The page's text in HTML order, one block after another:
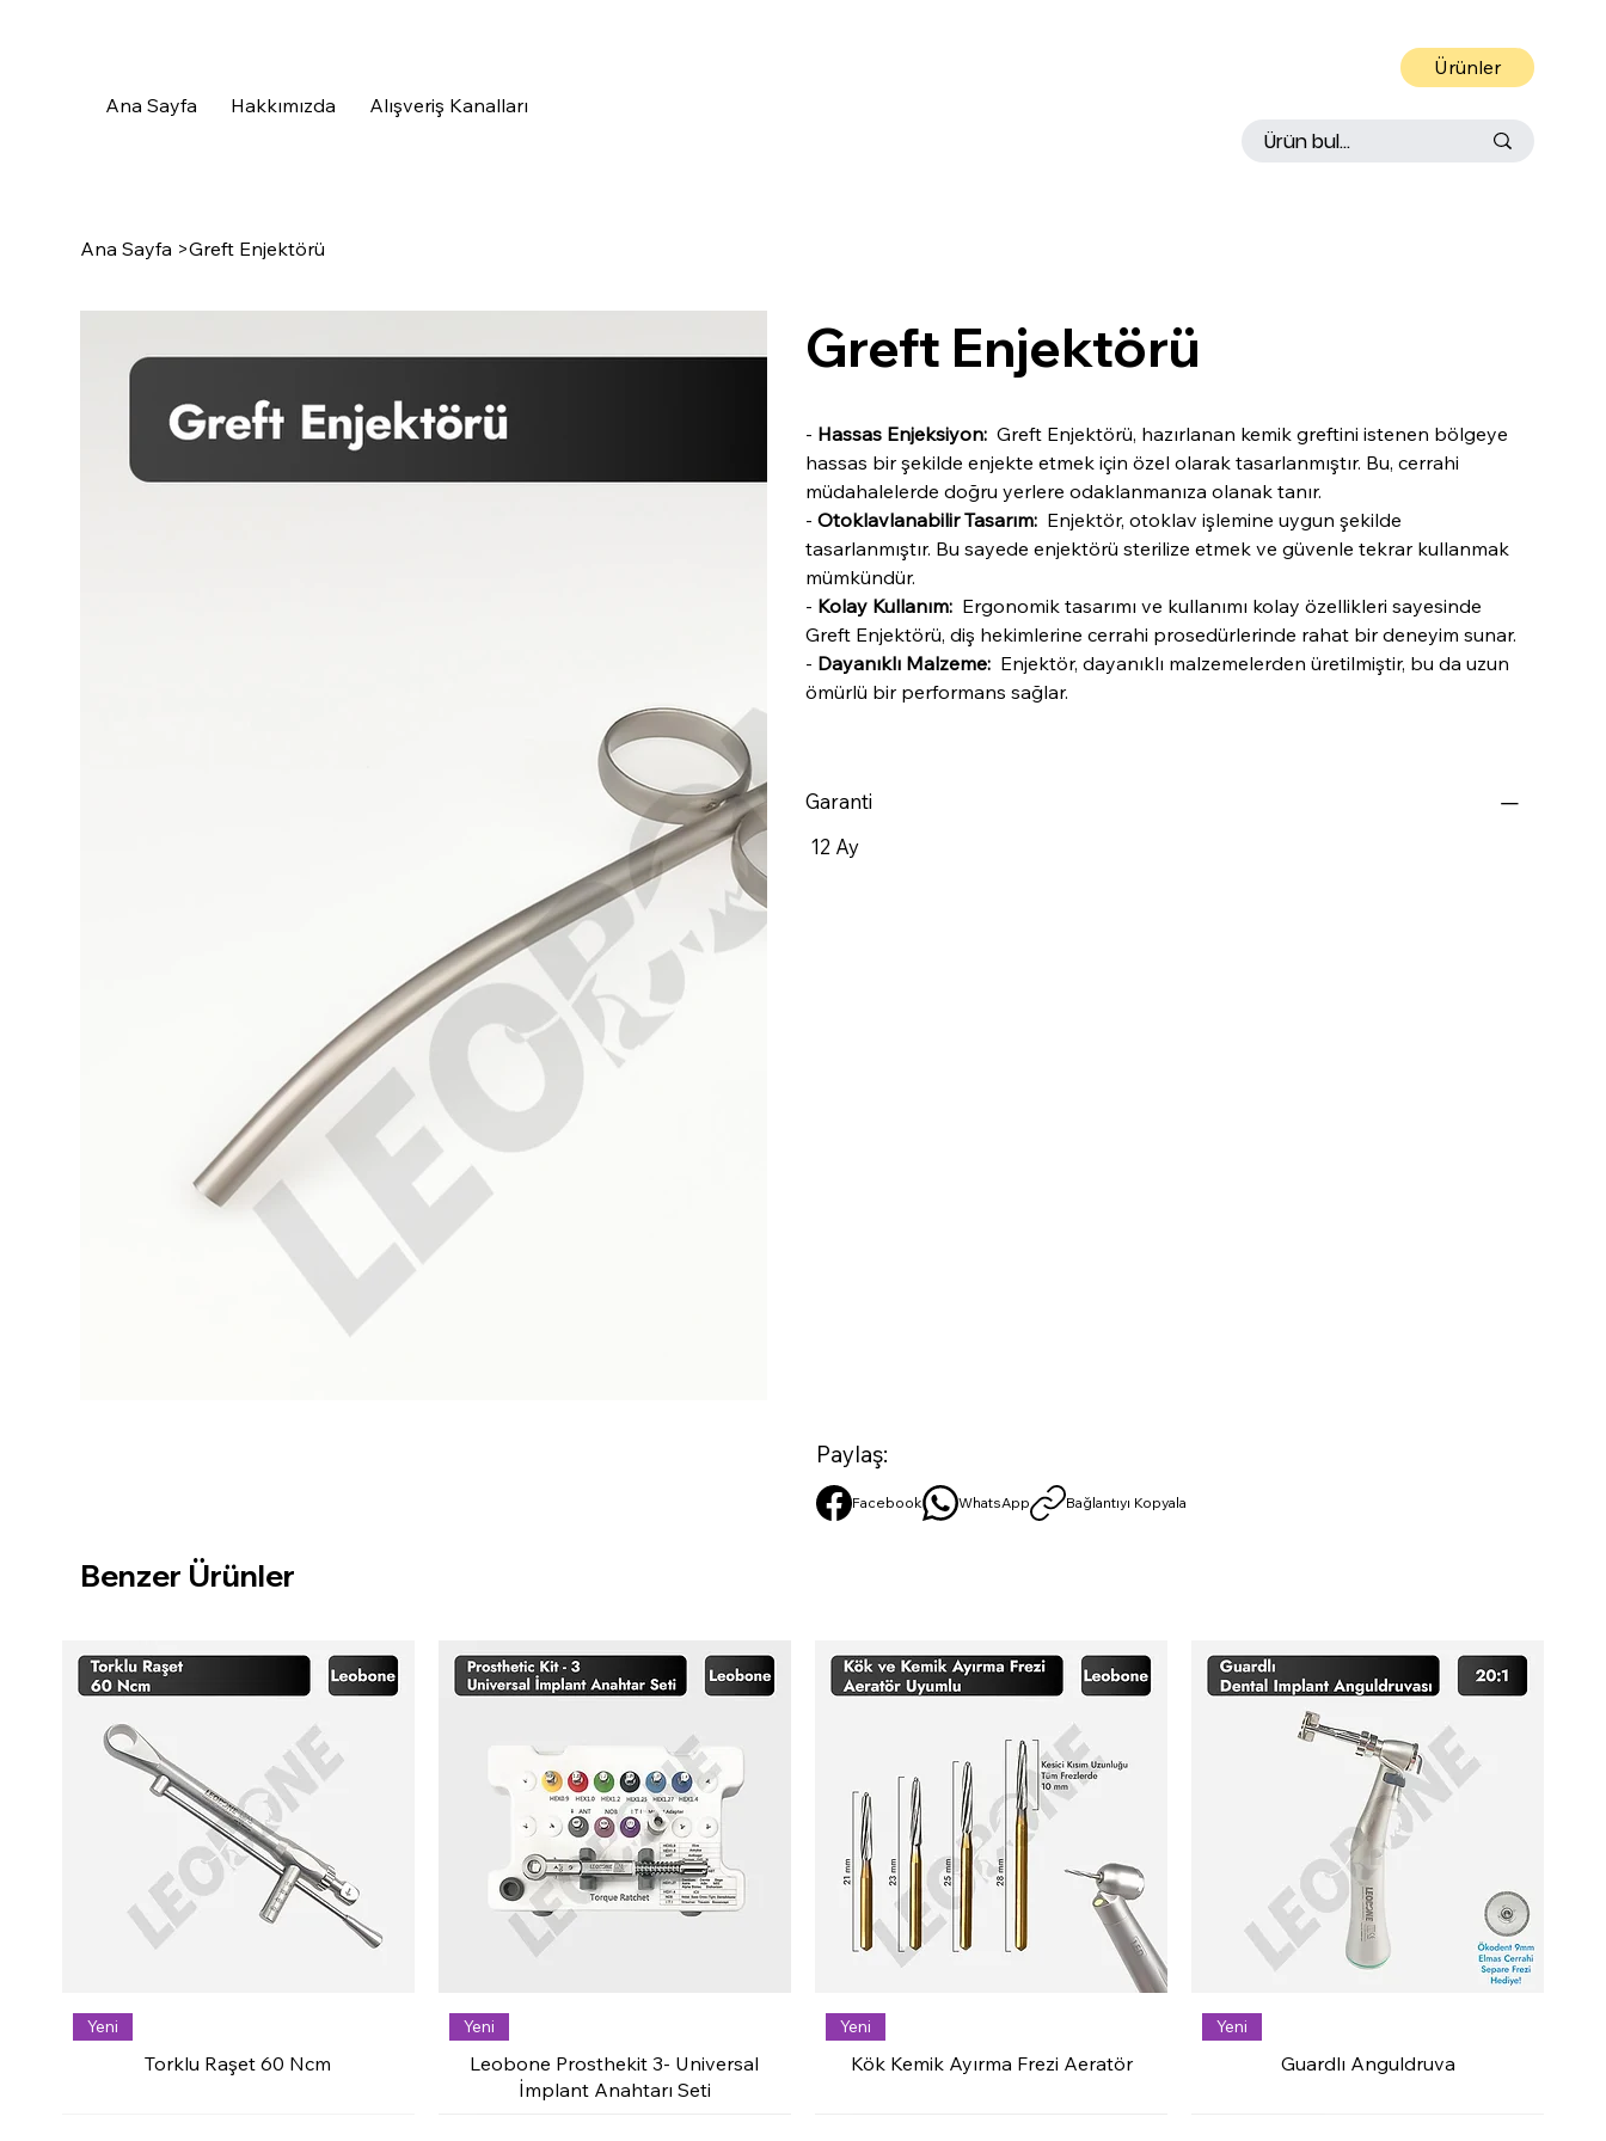
Ana Sayfa Hakkımızda Alışveriş Kanalları
SURGI
Ürünler
Ana Sayfa >Greft Enjektörü
Greft Enjektörü
- Hassas Enjeksiyon:Greft Enjektörü, hazırlanan kemik greftini istenen bölgeye
hassas bir şekilde enjekte etmek için özel olarak tasarlanmıştır. Bu, cerrahi
müdahalelerde doğru yerlere odaklanmanıza olanak tanır.
- Otoklavlanabilir Tasarım:Enjektör, otoklav işlemine uygun şekilde
tasarlanmıştır. Bu sayede enjektörü sterilize etmek ve güvenle tekrar kullanmak
mümkündür.
- Kolay Kullanım:Ergonomik tasarımı ve kullanımı kolay özellikleri sayesinde
Greft Enjektörü, diş hekimlerine cerrahi prosedürlerinde rahat bir deneyim sunar.
- Dayanıklı Malzeme:Enjektör, dayanıklı malzemelerden üretilmiştir, bu da uzun
ömürlü bir performans sağlar.
Garanti
12 Ay
Benzer Ürünler
Yeni
Torklu Raşet 60 Ncm
Yeni
Leobone Prosthekit 3- Universal
İmplant Anahtarı Seti
Yeni
Kök Kemik Ayırma Frezi Aeratör
Yeni
Guardlı Anguldruva
Paylaş:
Facebook WhatsApp Bağlantıyı Kopyala